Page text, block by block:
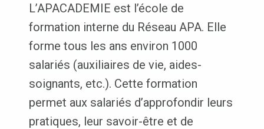
L’APACADEMIE est l’école de
formation interne du Réseau APA. Elle
forme tous les ans environ 1000
salariés (auxiliaires de vie, aides-
soignants, etc.). Cette formation
permet aux salariés d’approfondir leurs
pratiques, leur savoir-être et de